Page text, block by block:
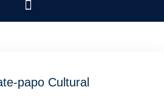
papo Cultural